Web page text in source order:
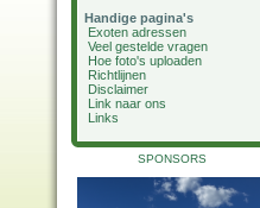
Handige pagina's
Exoten adressen
Veel gestelde vragen
Hoe foto's uploaden
Richtlijnen
Disclaimer
Link naar ons
Links
SPONSORS